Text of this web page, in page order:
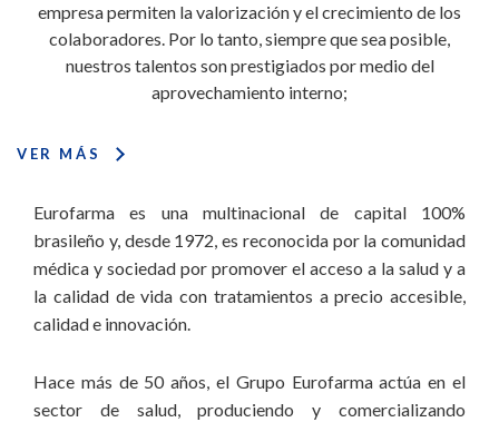
empresa permiten la valorización y el crecimiento de los
colaboradores. Por lo tanto, siempre que sea posible,
nuestros talentos son prestigiados por medio del
aprovechamiento interno;
3. Desarrollo sostenible:
financiera, las prácticas comerciales sanas y las acciones para
la preservación del medio ambiente: puntos fundamentales
para el equilibrio de nuestras operaciones;
4. Enfoque en Salud:
farmacéuticos, por medio de unidades de negocios,
operaciones internacionales y coligadas, manteniendo
VER MÁS
Eurofarma es una multinacional de capital 100%
brasileño y, desde 1972, es reconocida por la comunidad
médica y sociedad por promover el acceso a la salud y a
la calidad de vida con tratamientos a precio accesible,
calidad e innovación.
Hace más de 50 años, el Grupo Eurofarma actúa en el
sector de salud, produciendo y comercializando